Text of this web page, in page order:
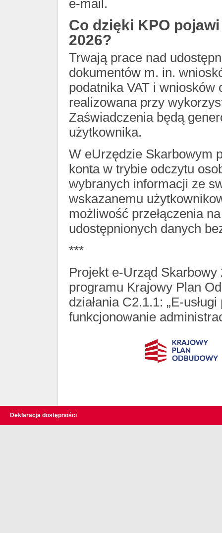
e-mail.
Co dzięki KPO
2026?
Trwają prace nad
dokumentów m. in.
podatnika VAT i wniosków
realizowana przy
Zaświadczenia będą
użytkownika.
W eUrzędzie Skarbowym
konta w trybie odczytu
wybranych informacji ze
wskazanemu
możliwość przełączenia
udostępnionych danych
***
Projekt e-Urząd
programu Krajowy Plan
działania C2.1.1: „E-
funkcjonowanie
Deklaracja dostępności